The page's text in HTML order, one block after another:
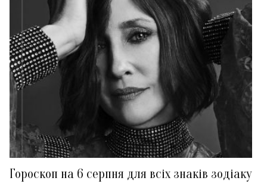
Гороскоп на 6 серпня для всіх знаків зодіаку